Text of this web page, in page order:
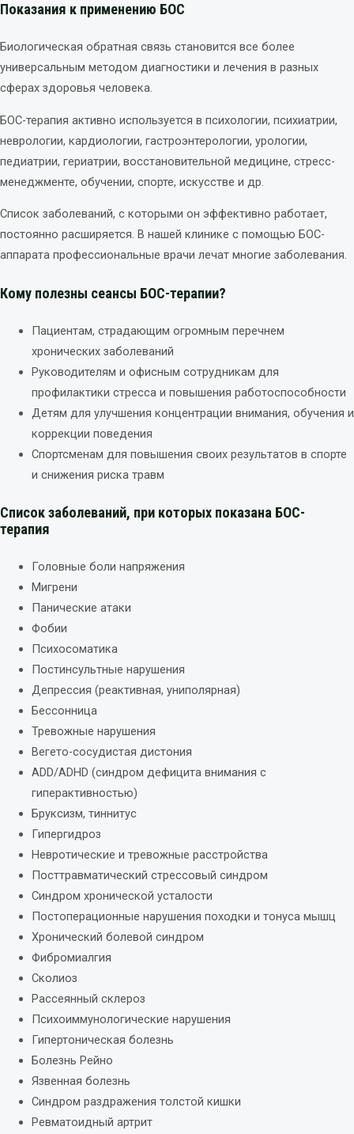
Показания к применению БОС
Биологическая обратная связь становится все более
универсальным методом диагностики и лечения в разных
сферах здоровья человека.
БОС-терапия активно используется в психологии, психиатрии,
неврологии, кардиологии, гастроэнтерологии, урологии,
педиатрии, гериатрии, восстановительной медицине, стресс-
менеджменте, обучении, спорте, искусстве и др.
Список заболеваний, с которыми он эффективно работает,
постоянно расширяется. В нашей клинике с помощью БОС-
аппарата профессиональные врачи лечат многие заболевания.
Кому полезны сеансы БОС-терапии?
Пациентам, страдающим огромным перечнем
хронических заболеваний
Руководителям и офисным сотрудникам для
профилактики стресса и повышения работоспособности
Детям для улучшения концентрации внимания, обучения и
коррекции поведения
Спортсменам для повышения своих результатов в спорте
и снижения риска травм
Список заболеваний, при которых показана БОС-
терапия
Головные боли напряжения
Мигрени
Панические атаки
Фобии
Психосоматика
Постинсультные нарушения
Депрессия (реактивная, униполярная)
Бессонница
Тревожные нарушения
Вегето-сосудистая дистония
ADD/ADHD (синдром дефицита внимания с
гиперактивностью)
Бруксизм, тиннитус
Гипергидроз
Невротические и тревожные расстройства
Посттравматический стрессовый синдром
Синдром хронической усталости
Постоперационные нарушения походки и тонуса мышц
Хронический болевой синдром
Фибромиалгия
Сколиоз
Рассеянный склероз
Психоиммунологические нарушения
Гипертоническая болезнь
Болезнь Рейно
Язвенная болезнь
Синдром раздражения толстой кишки
Ревматоидный артрит